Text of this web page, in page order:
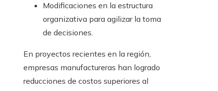
Modificaciones en la estructura
organizativa para agilizar la toma
de decisiones.
En proyectos recientes en la región,
empresas manufactureras han logrado
reducciones de costos superiores al